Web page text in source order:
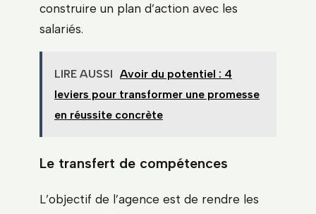
construire un plan d’action avec les
salariés.
LIRE AUSSI Avoir du potentiel : 4
leviers pour transformer une promesse
en réussite concrète
Le transfert de compétences
L’objectif de l’agence est de rendre les